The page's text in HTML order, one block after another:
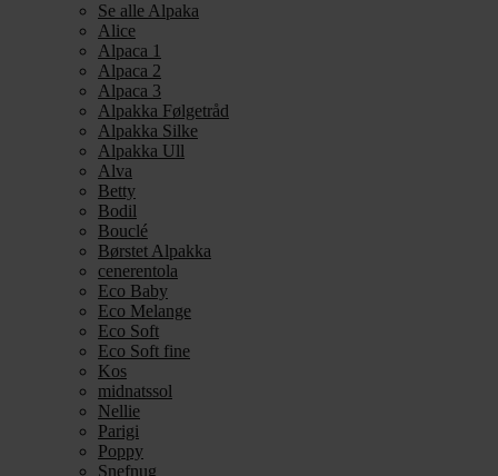
Se alle Alpaka
Alice
Alpaca 1
Alpaca 2
Alpaca 3
Alpakka Følgetråd
Alpakka Silke
Alpakka Ull
Alva
Betty
Bodil
Bouclé
Børstet Alpakka
cenerentola
Eco Baby
Eco Melange
Eco Soft
Eco Soft fine
Kos
midnatssol
Nellie
Parigi
Poppy
Snefnug